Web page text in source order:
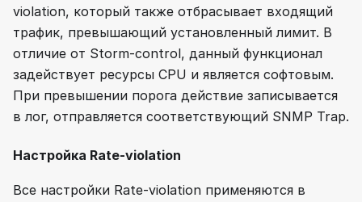
violation, который также отбрасывает входящий
трафик, превышающий установленный лимит. В
отличие от Storm-control, данный функционал
задействует ресурсы CPU и является софтовым.
При превышении порога действие записывается
в лог, отправляется соответствующий SNMP Trap.
Настройка Rate-violation
Все настройки Rate-violation применяются в